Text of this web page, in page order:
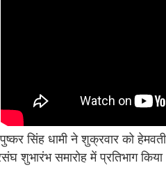
सिंह धामी ने शुक्रवार को
शुभारंभ समारोह में प्रतिभाग